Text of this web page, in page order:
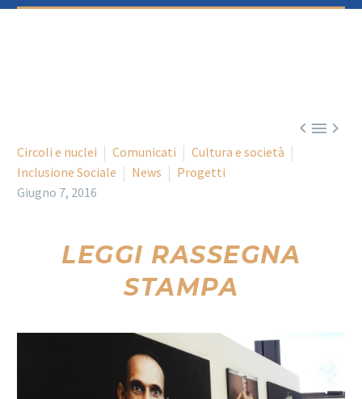

Circoli e nuclei Comunicati
Cultura e società
Inclusione Sociale
News
Progetti
Giugno 7, 2016
LEGGI RASSEGNA
STAMPA